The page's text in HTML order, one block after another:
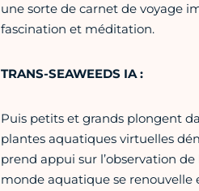
une sorte de carnet de voyage
fascination et méditation.
TRANS-SEAWEEDS IA :
Puis petits et grands plongent
plantes aquatiques virtuelles
prend appui sur l’observation
monde aquatique se renouvelle